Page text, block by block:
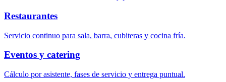
Restaurantes
Servicio continuo para sala, barra, cubiteras y cocina fría.
Eventos y catering
Cálculo por asistente, fases de servicio y entrega puntual.